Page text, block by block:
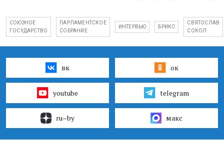
СОЮЗНОЕ
ГОСУДАРСТВО
ПАРЛАМЕНТСКОЕ
СОБРАНИЕ
ИНТЕРВЬЮ БРИКС
СВЯТОСЛАВ
СОКОЛ
вк ок
youtube telegram
ru–by макс